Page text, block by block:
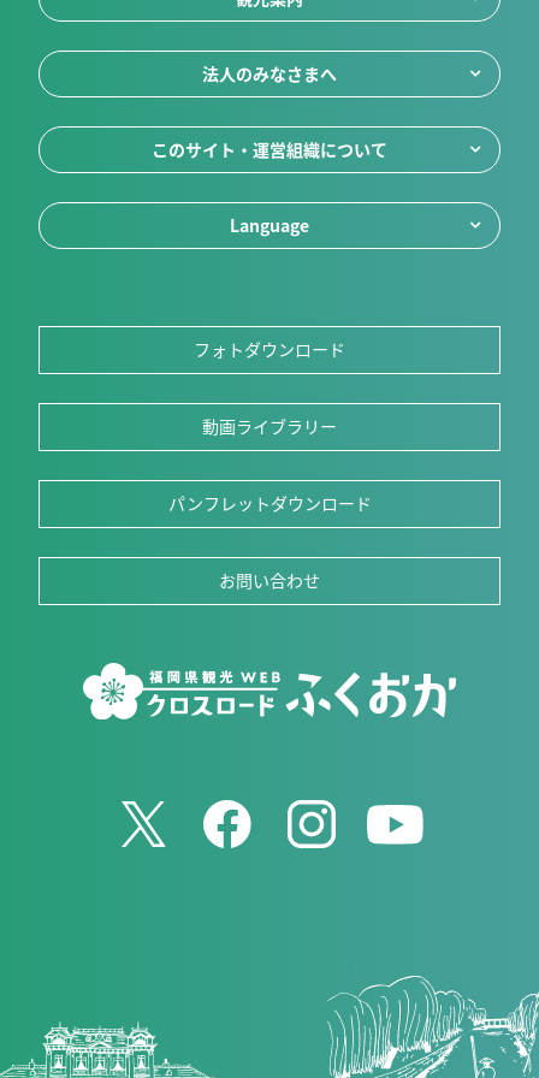
法人のみなさまへ
このサイト・運営組織について
Language
フォトダウンロード
動画ライブラリー
パンフレットダウンロード
お問い合わせ